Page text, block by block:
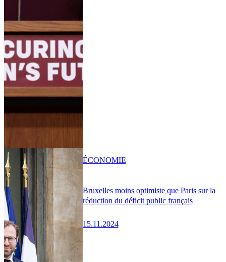
Bruxelles moins optimiste que Paris sur la
réduction du déficit public français
15.11.2024
ÉCONOMIE